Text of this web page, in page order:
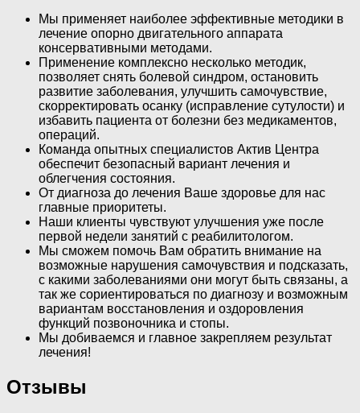
Мы применяет наиболее эффективные методики в
лечение опорно двигательного аппарата
консервативными методами.
Применение комплексно несколько методик,
позволяет снять болевой синдром, остановить
развитие заболевания, улучшить самочувствие,
скорректировать осанку (исправление сутулости) и
избавить пациента от болезни без медикаментов,
операций.
Команда опытных специалистов Актив Центра
обеспечит безопасный вариант лечения и
облегчения состояния.
От диагноза до лечения Ваше здоровье для нас
главные приоритеты.
Наши клиенты чувствуют улучшения уже после
первой недели занятий с реабилитологом.
Мы сможем помочь Вам обратить внимание на
возможные нарушения самочувствия и подсказать,
с какими заболеваниями они могут быть связаны, а
так же сориентироваться по диагнозу и возможным
вариантам восстановления и оздоровления
функций позвоночника и стопы.
Мы добиваемся и главное закрепляем результат
лечения!
Отзывы